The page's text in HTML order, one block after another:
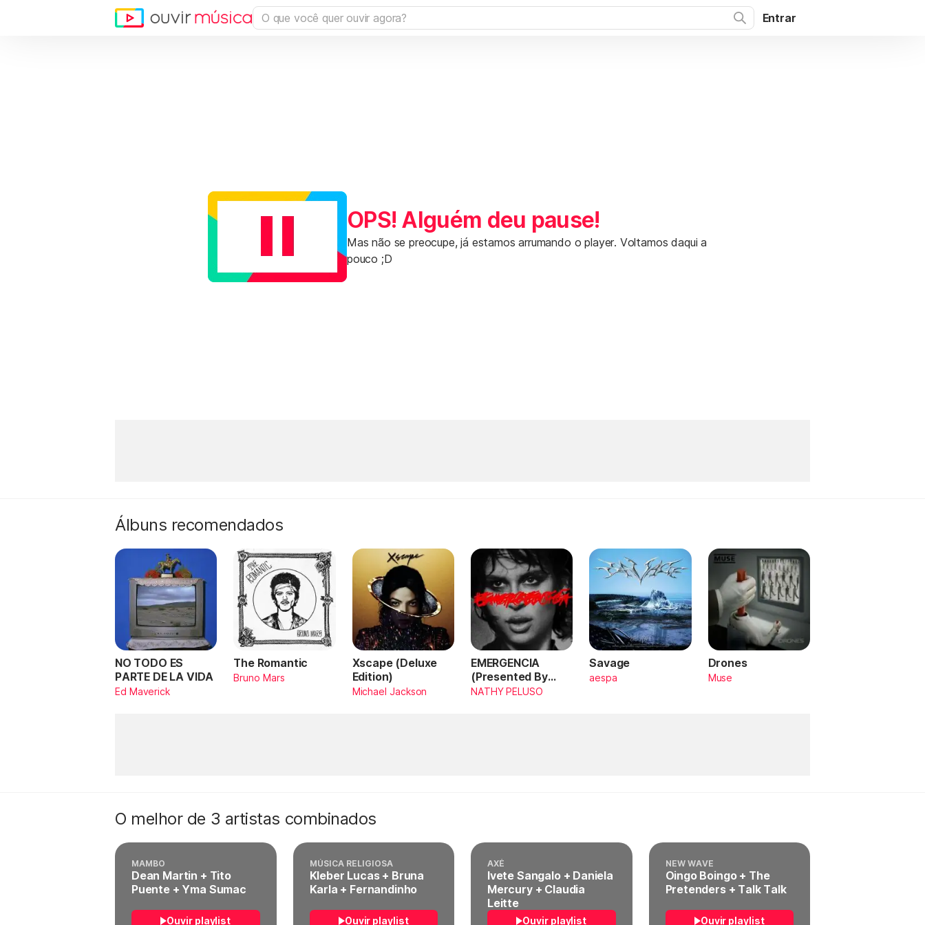
Entrar
OPS! Alguém deu pause!
Mas não se preocupe, já estamos arrumando o player. Voltamos daqui a
pouco ;D
Álbuns recomendados
NO TODO ES
PARTE DE LA VIDA
Ed Maverick
The Romantic
Bruno Mars
Xscape (Deluxe
Edition)
Michael Jackson
EMERGENCIA
(Presented By
PlayStation,
NATHY PELUSO
Savage
aespa
Drones
Muse
O melhor de 3 artistas combinados
MAMBO
Dean Martin + Tito
Puente + Yma Sumac
Ouvir playlist
MÚSICA RELIGIOSA
Kleber Lucas + Bruna
Karla + Fernandinho
Ouvir playlist
AXÉ
Ivete Sangalo + Daniela
Mercury + Claudia
Leitte
Ouvir playlist
NEW WAVE
Oingo Boingo + The
Pretenders + Talk Talk
Ouvir playlist